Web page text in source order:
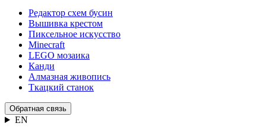
Редактор схем бусин
Вышивка крестом
Пиксельное искусство
Minecraft
LEGO мозаика
Канди
Алмазная живопись
Ткацкий станок
Обратная связь
EN